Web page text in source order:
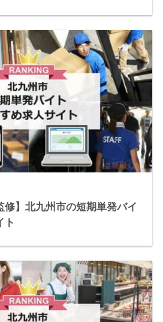
修】北九州市の短期単発バイ
ト